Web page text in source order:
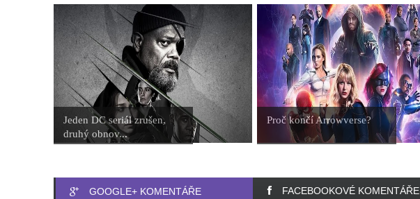
Jeden DC seriál zrušen,
druhý obnov...
Proč končí Arrowverse?
GOOGLE+ KOMENTÁŘE FACEBOOKOVÉ KOMENTÁŘE